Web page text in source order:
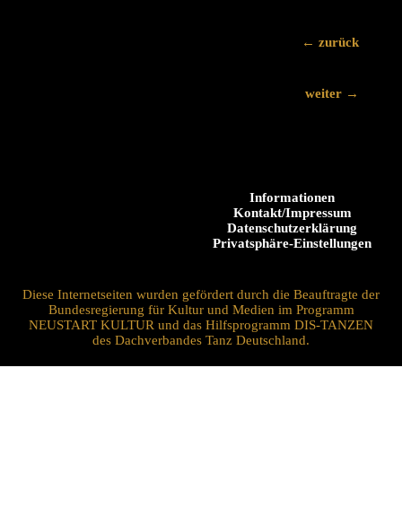
← zurück
weiter →
Informationen
Kontakt/Impressum
Datenschutzerklärung
Privatsphäre-Einstellungen
Diese Internetseiten wurden gefördert durch die Beauftragte der
Bundesregierung für Kultur und Medien im Programm
NEUSTART KULTUR und das Hilfsprogramm DIS-TANZEN
des Dachverbandes Tanz Deutschland.